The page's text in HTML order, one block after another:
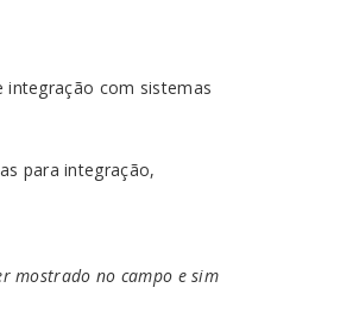
integração com sistemas
para integração,
mostrado no campo e sim